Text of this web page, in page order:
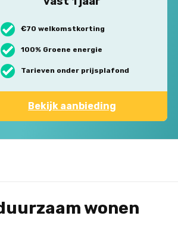
€70 welkomstkorting
100% Groene energie
Tarieven onder prijsplafond
Bekijk aanbieding
wonen